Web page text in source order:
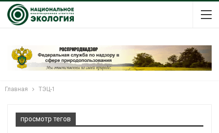
Главная ТЭЦ-1
просмотр тегов